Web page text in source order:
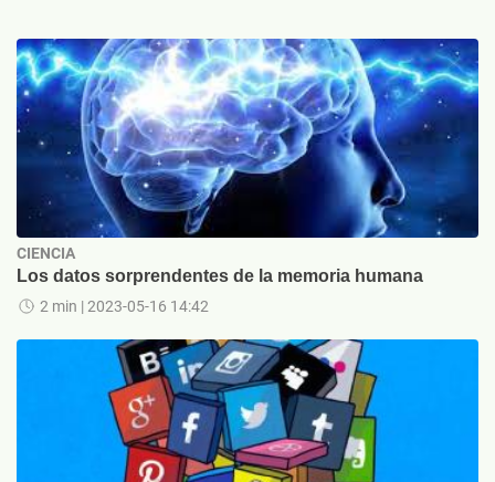
CIENCIA
Los datos sorprendentes de la memoria humana
2 min | 2023-05-16 14:42